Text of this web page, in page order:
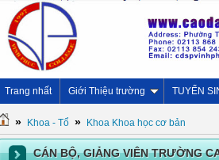
Trang nhất Giới Thiệu trường TUYỂN
» Khoa - Tổ » Khoa Khoa học cơ bản
CÁN BỘ, GIẢNG VIÊN TRƯỜNG